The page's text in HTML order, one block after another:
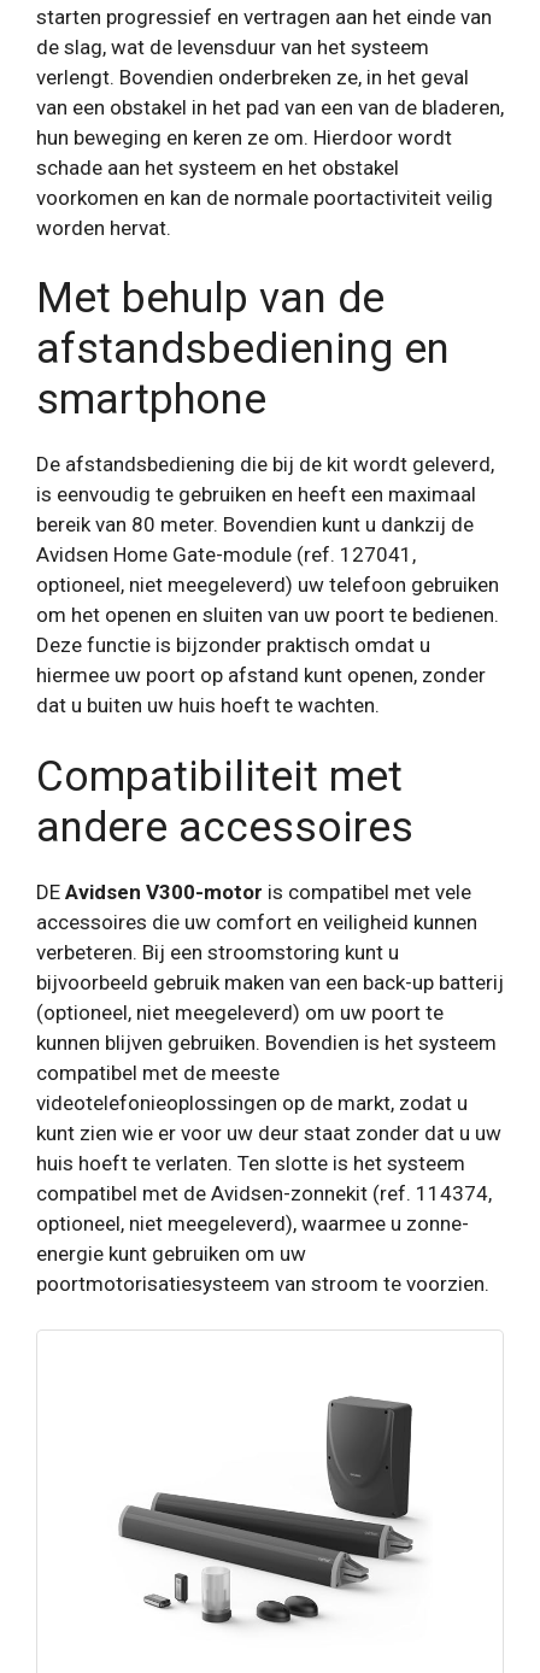
starten progressief en vertragen aan het einde van
de slag, wat de levensduur van het systeem
verlengt. Bovendien onderbreken ze, in het geval
van een obstakel in het pad van een van de bladeren,
hun beweging en keren ze om. Hierdoor wordt
schade aan het systeem en het obstakel
voorkomen en kan de normale poortactiviteit veilig
worden hervat.
Met behulp van de
afstandsbediening en
smartphone
De afstandsbediening die bij de kit wordt geleverd,
is eenvoudig te gebruiken en heeft een maximaal
bereik van 80 meter. Bovendien kunt u dankzij de
Avidsen Home Gate-module (ref. 127041,
optioneel, niet meegeleverd) uw telefoon gebruiken
om het openen en sluiten van uw poort te bedienen.
Deze functie is bijzonder praktisch omdat u
hiermee uw poort op afstand kunt openen, zonder
dat u buiten uw huis hoeft te wachten.
Compatibiliteit met
andere accessoires
DE Avidsen V300-motor is compatibel met vele
accessoires die uw comfort en veiligheid kunnen
verbeteren. Bij een stroomstoring kunt u
bijvoorbeeld gebruik maken van een back-up batterij
(optioneel, niet meegeleverd) om uw poort te
kunnen blijven gebruiken. Bovendien is het systeem
compatibel met de meeste
videotelefonieoplossingen op de markt, zodat u
kunt zien wie er voor uw deur staat zonder dat u uw
huis hoeft te verlaten. Ten slotte is het systeem
compatibel met de Avidsen-zonnekit (ref. 114374,
optioneel, niet meegeleverd), waarmee u zonne-
energie kunt gebruiken om uw
poortmotorisatiesysteem van stroom te voorzien.